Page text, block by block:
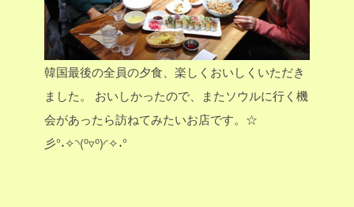
韓国最後の全員の夕食、楽しくおいしくいただき
ました。
おいしかったので、またソウルに行く機
会があったら訪ねてみたいお店です。☆
彡°˖✧◝(⁰▿⁰)◜✧˖°